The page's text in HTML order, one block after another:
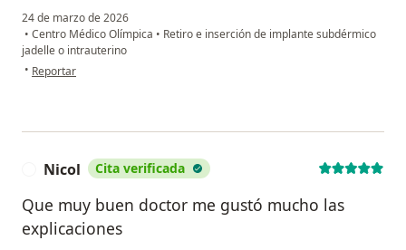
24 de marzo de 2026
• Centro Médico Olímpica • Retiro e inserción de implante subdérmico
jadelle o intrauterino
• en opinión del usuario GE VV
Reportar
Nicol Cita verificada
Que muy buen doctor me gustó mucho las
explicaciones